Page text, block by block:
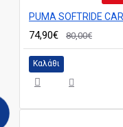
74,90€ 80,00€
Καλάθι